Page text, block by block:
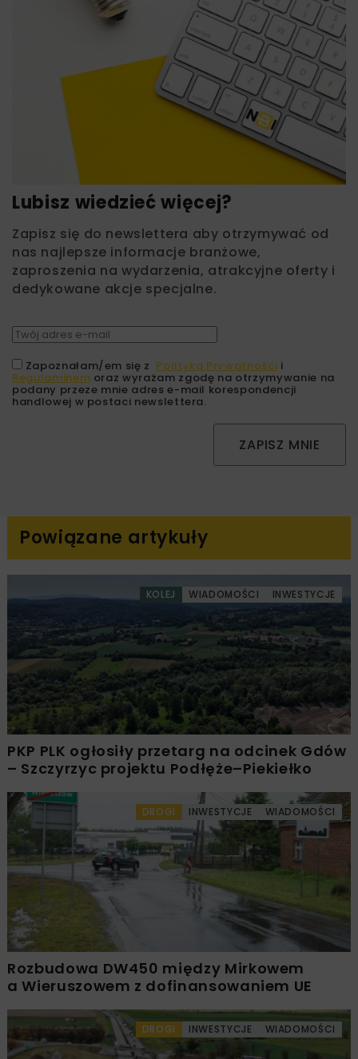
Lubisz wiedzieć więcej?
Zapisz się do newslettera aby otrzymywać od
nas najlepsze informacje branżowe,
zaproszenia na wydarzenia, atrakcyjne oferty i
dedykowane akcje specjalne.
Zapoznałam/em się z Polityką Prywatności i
Regulaminem oraz wyrażam zgodę na otrzymywanie na
podany przeze mnie adres e-mail korespondencji
handlowej w postaci newslettera.
ZAPISZ MNIE
Powiązane artykuły
KOLEJ WIADOMOŚCI INWESTYCJE
PKP PLK ogłosiły przetarg na odcinek Gdów
– Szczyrzyc projektu Podłęże–Piekiełko
DROGI INWESTYCJE WIADOMOŚCI
Rozbudowa DW450 między Mirkowem
a Wieruszowem z dofinansowaniem UE
DROGI INWESTYCJE WIADOMOŚCI